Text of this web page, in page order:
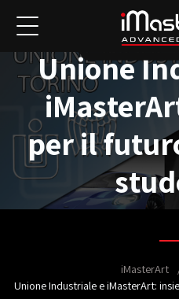
Unione
per il
iMasterArt
Unione Industriale e iMasterArt: